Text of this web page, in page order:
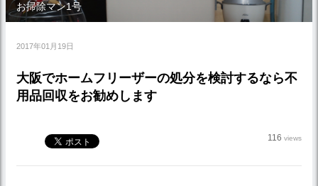
お掃除マン1号
2017年01月19日
大阪でホームフリーザーの処分を検討するなら不
用品回収をお勧めします
116 views